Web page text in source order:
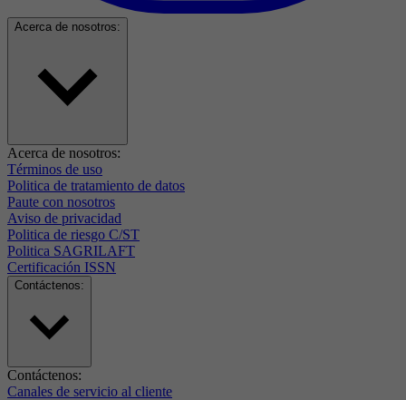
Acerca de nosotros:
Acerca de nosotros:
Términos de uso
Politica de tratamiento de datos
Paute con nosotros
Aviso de privacidad
Politica de riesgo C/ST
Politica SAGRILAFT
Certificación ISSN
Contáctenos:
Contáctenos:
Canales de servicio al cliente